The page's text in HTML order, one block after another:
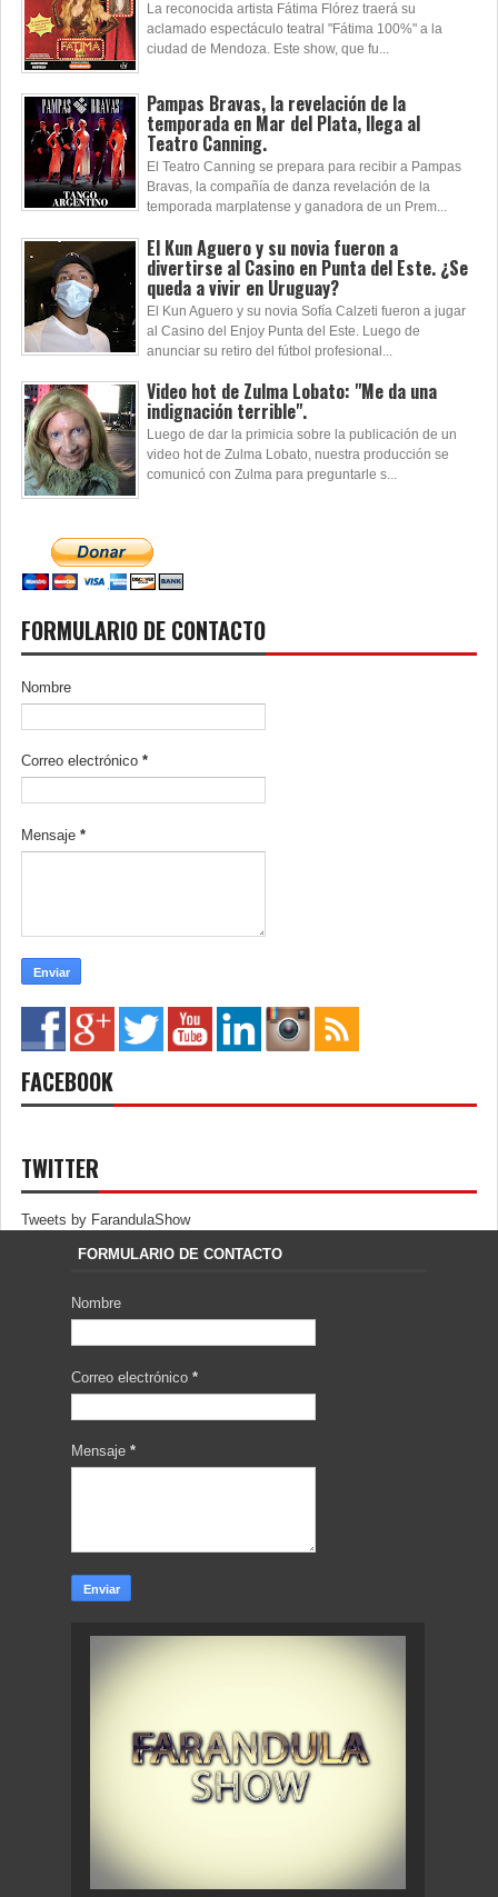
La reconocida artista Fátima Flórez traerá su
aclamado espectáculo teatral "Fátima 100%" a la
ciudad de Mendoza. Este show, que fu...
Pampas Bravas, la revelación de la
temporada en Mar del Plata, llega al
Teatro Canning.
El Teatro Canning se prepara para recibir a Pampas
Bravas, la compañía de danza revelación de la
temporada marplatense y ganadora de un Prem...
El Kun Aguero y su novia fueron a
divertirse al Casino en Punta del Este. ¿Se
queda a vivir en Uruguay?
El Kun Aguero y su novia Sofía Calzeti fueron a jugar
al Casino del Enjoy Punta del Este. Luego de
anunciar su retiro del fútbol profesional...
Video hot de Zulma Lobato: "Me da una
indignación terrible".
Luego de dar la primicia sobre la publicación de un
video hot de Zulma Lobato, nuestra producción se
comunicó con Zulma para preguntarle s...
FORMULARIO DE CONTACTO
Nombre
Correo electrónico *
Mensaje *
FACEBOOK
TWITTER
Tweets by FarandulaShow
FORMULARIO DE CONTACTO
Nombre
Correo electrónico *
Mensaje *